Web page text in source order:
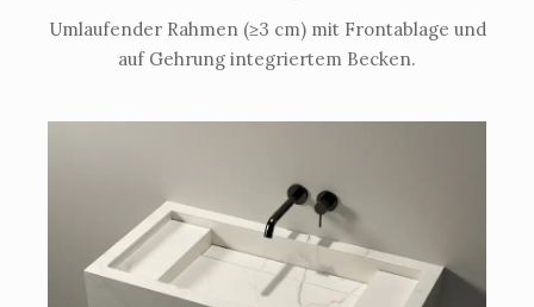
Umlaufender Rahmen (≥3 cm) mit Frontablage und
auf Gehrung integriertem Becken.